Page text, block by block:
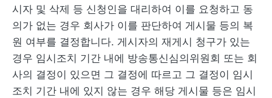
시자 및 삭제 등 신청인을 대리하여 이를 요청하고 동
의가 없는 경우 회사가 이를 판단하여 게시물 등의 복
원 여부를 결정합니다. 게시자의 재게시 청구가 있는
경우 임시조치 기간 내에 방송통신심의위원회 또는 회
사의 결정이 있으면 그 결정에 따르고 그 결정이 임시
조치 기간 내에 있지 않는 경우 해당 게시물 등은 임시